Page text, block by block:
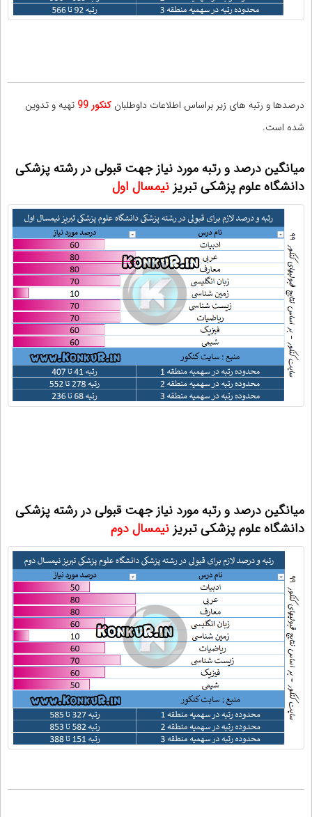
درصدها و رتبه های زیر براساس اطلاعات داوطلبان کنکور 99
تهیه و تدوین
شده است.
میانگین درصد و رتبه مورد نیاز جهت قبولی در رشته پزشکی
دانشگاه علوم پزشکی تبریز نیمسال اول
میانگین درصد و رتبه مورد نیاز جهت قبولی در رشته پزشکی
دانشگاه علوم پزشکی تبریز نیمسال دوم